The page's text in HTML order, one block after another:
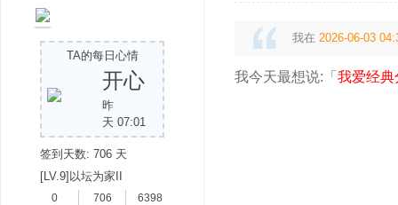
TA的每日心情
开心
昨
天 07:01
签到天数: 706 天
[LV.9]以坛为家II
0
706
6398
我在 2026-06-03
我今天最想说:「 我爱经典